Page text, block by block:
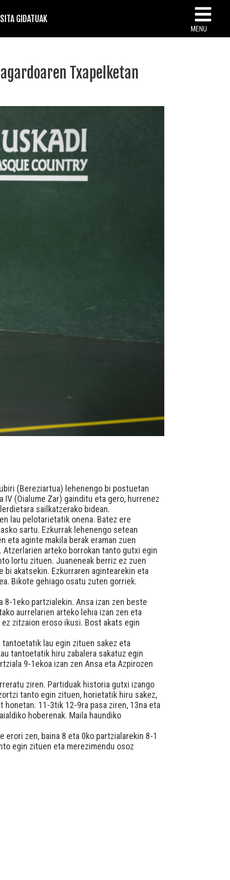
GIDATUAK
MENU
Txapelketan
(Bereziartua) lehenengo bi postuetan
(Oialume Zar) gainditu eta gero, hurrenez
sailkatzerako bidean.
lau pelotarietatik onena. Batez ere
sartu. Ezkurrak lehenengo setean
eta aginte makila berak eraman zuen
Atzerlarien arteko borrokan tanto gutxi egin
lortu zituen. Juaneneak berriz ez zuen
akatsekin. Ezkurraren agintearekin eta
Bikote gehiago osatu zuten gorriek.
8-1eko partzialekin. Ansa izan zen beste
aurrelarien arteko lehia izan zen eta
zitzaion eroso ikusi. Bost akats egin
lau egin zituen sakez eta
tantoetatik hiru zabalera sakatuz egin
9-1ekoa izan zen Ansa eta Azpirozen
ziren. Partiduak historia gutxi izango
tanto egin zituen, horietatik hiru sakez,
11-3tik 12-9ra pasa ziren, 13na eta
hoberenak. Maila haundiko
zen, baina 8 eta 0ko partzialarekin 8-1
egin zituen eta merezimendu osoz